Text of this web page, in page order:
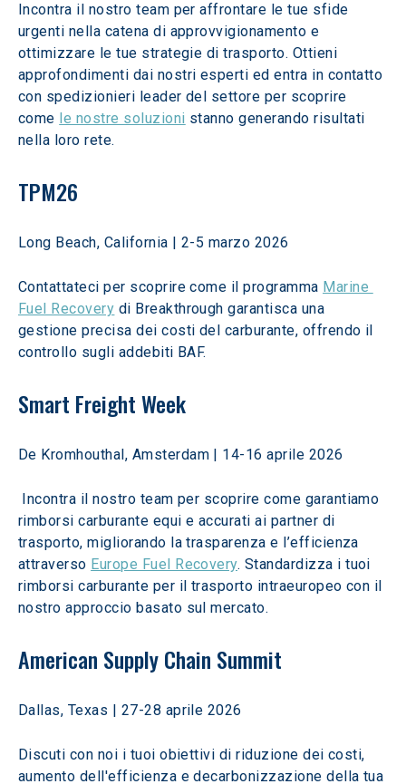
Incontra il nostro team per affrontare le tue sfide
urgenti nella catena di approvvigionamento e
ottimizzare le tue strategie di trasporto. Ottieni
approfondimenti dai nostri esperti ed entra in contatto
con spedizionieri leader del settore per scoprire
come le nostre soluzioni stanno generando risultati
nella loro rete.
TPM26
Long Beach, California | 2-5 marzo 2026
Contattateci per scoprire come il programma Marine
Fuel Recovery di Breakthrough garantisca una
gestione precisa dei costi del carburante, offrendo il
controllo sugli addebiti BAF.
Smart Freight Week
De Kromhouthal, Amsterdam | 14-16 aprile 2026
Incontra il nostro team per scoprire come garantiamo
rimborsi carburante equi e accurati ai partner di
trasporto, migliorando la trasparenza e l’efficienza
attraverso Europe Fuel Recovery. Standardizza i tuoi
rimborsi carburante per il trasporto intraeuropeo con il
nostro approccio basato sul mercato.
American Supply Chain Summit
Dallas, Texas | 27-28 aprile 2026
Discuti con noi i tuoi obiettivi di riduzione dei costi,
aumento dell'efficienza e decarbonizzazione della tua